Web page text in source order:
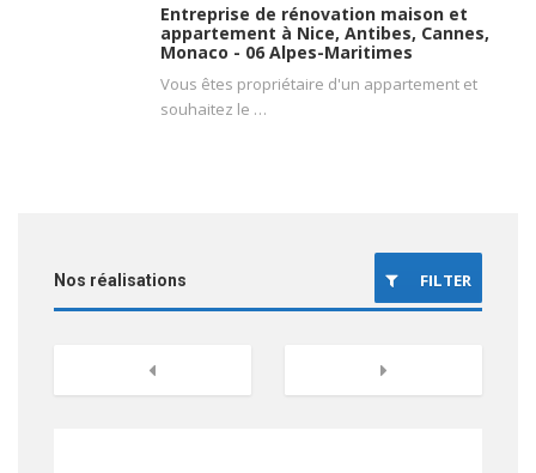
Entreprise de rénovation maison et
appartement à Nice, Antibes, Cannes,
Monaco - 06 Alpes-Maritimes
Vous êtes propriétaire d'un appartement et
souhaitez le …
Previous Next
FILTER
Nos réalisations